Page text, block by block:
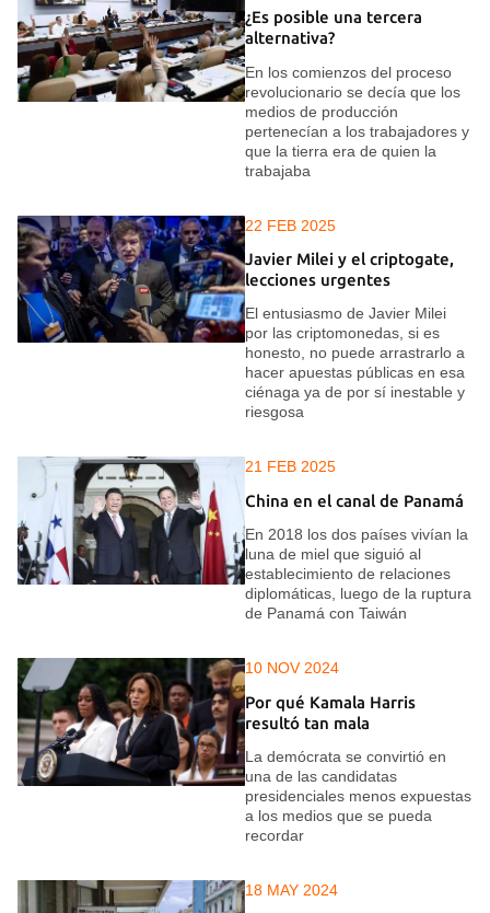
¿Es posible una tercera
alternativa?
En los comienzos del proceso
revolucionario se decía que los
medios de producción
pertenecían a los trabajadores y
que la tierra era de quien la
trabajaba
22 FEB 2025
Javier Milei y el criptogate,
lecciones urgentes
El entusiasmo de Javier Milei
por las criptomonedas, si es
honesto, no puede arrastrarlo a
hacer apuestas públicas en esa
ciénaga ya de por sí inestable y
riesgosa
21 FEB 2025
China en el canal de Panamá
En 2018 los dos países vivían la
luna de miel que siguió al
establecimiento de relaciones
diplomáticas, luego de la ruptura
de Panamá con Taiwán
10 NOV 2024
Por qué Kamala Harris
resultó tan mala
La demócrata se convirtió en
una de las candidatas
presidenciales menos expuestas
a los medios que se pueda
recordar
18 MAY 2024